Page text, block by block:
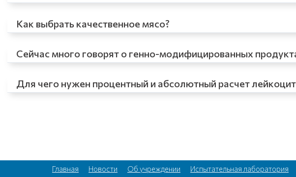
Как выбрать качественное мясо?
Сейчас много говорят о генно-модифицированных
Для чего нужен процентный и абсолютный расчет
Главная Новости Об учреждении Испытательная лаборатория